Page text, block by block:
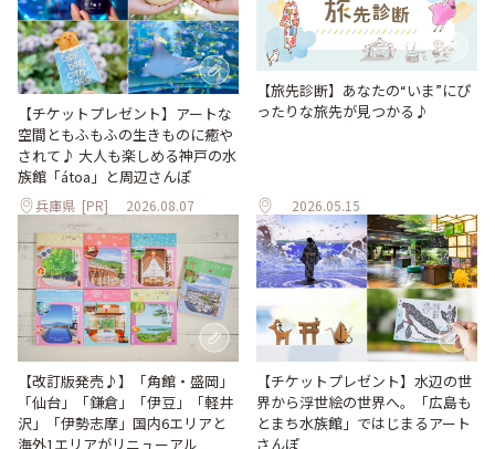
【チケットプレゼント】アートな
空間ともふもふの生きものに癒や
されて♪ 大人も楽しめる神戸の水
族館「átoa」と周辺さんぽ
兵庫県 [PR] 2026.08.07
【旅先診断】あなたの“いま”にぴ
ったりな旅先が見つかる♪
2026.05.15
【改訂版発売♪】「角館・盛岡」
「仙台」「鎌倉」「伊豆」「軽井
沢」「伊勢志摩」国内6エリアと
海外1エリアがリニューアル
【チケットプレゼント】水辺の世
界から浮世絵の世界へ。「広島も
とまち水族館」ではじまるアート
さんぽ